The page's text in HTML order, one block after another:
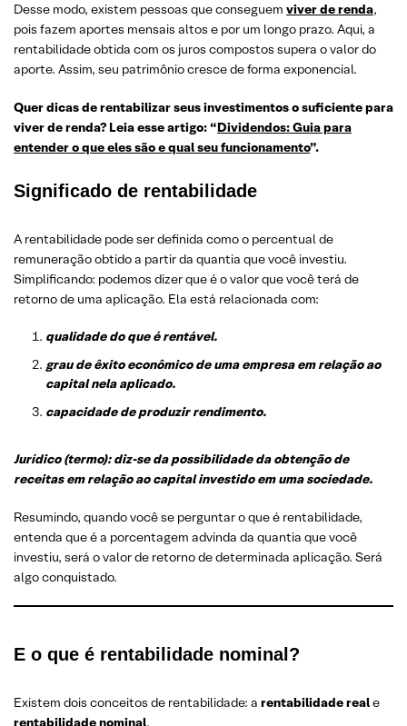
Desse modo, existem pessoas que conseguem viver de renda,
pois fazem aportes mensais altos e por um longo prazo. Aqui, a
rentabilidade obtida com os juros compostos supera o valor do
aporte. Assim, seu patrimônio cresce de forma exponencial.
Quer dicas de rentabilizar seus investimentos o suficiente para
viver de renda? Leia esse artigo: “Dividendos: Guia para
entender o que eles são e qual seu funcionamento”.
Significado de rentabilidade
A rentabilidade pode ser definida como o percentual de
remuneração obtido a partir da quantia que você investiu.
Simplificando: podemos dizer que é o valor que você terá de
retorno de uma aplicação. Ela está relacionada com:
qualidade do que é rentável.
grau de êxito econômico de uma empresa em relação ao
capital nela aplicado.
capacidade de produzir rendimento.
Jurídico (termo): diz-se da possibilidade da obtenção de
receitas em relação ao capital investido em uma sociedade.
Resumindo, quando você se perguntar o que é rentabilidade,
entenda que é a porcentagem advinda da quantia que você
investiu, será o valor de retorno de determinada aplicação. Será
algo conquistado.
E o que é rentabilidade nominal ?
Existem dois conceitos de rentabilidade: a rentabilidade reale
rentabilidade nominal.